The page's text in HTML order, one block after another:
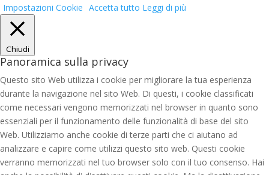
Impostazioni Cookie Accetta tutto Leggi di più
Chiudi
Panoramica sulla privacy
Questo sito Web utilizza i cookie per migliorare la tua esperienza
durante la navigazione nel sito Web. Di questi, i cookie classificati
come necessari vengono memorizzati nel browser in quanto sono
essenziali per il funzionamento delle funzionalità di base del sito
Web. Utilizziamo anche cookie di terze parti che ci aiutano ad
analizzare e capire come utilizzi questo sito web. Questi cookie
verranno memorizzati nel tuo browser solo con il tuo consenso. Hai